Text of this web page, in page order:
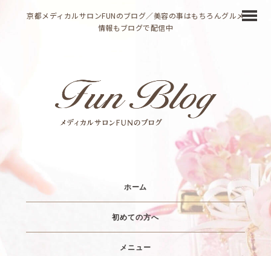
京都メディカルサロンFUNのブログ／美容の事はもちろんグルメ
情報もブログで配信中
ホーム
初めての方へ
メニュー